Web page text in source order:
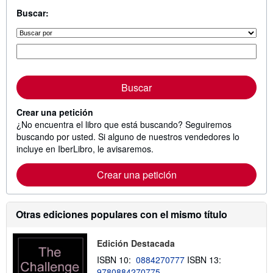
Buscar:
Buscar
Crear una petición
¿No encuentra el libro que está buscando? Seguiremos
buscando por usted. Si alguno de nuestros vendedores lo
incluye en IberLibro, le avisaremos.
Crear una petición
Otras ediciones populares con el mismo título
Edición Destacada
ISBN 10: 0884270777 ISBN 13: